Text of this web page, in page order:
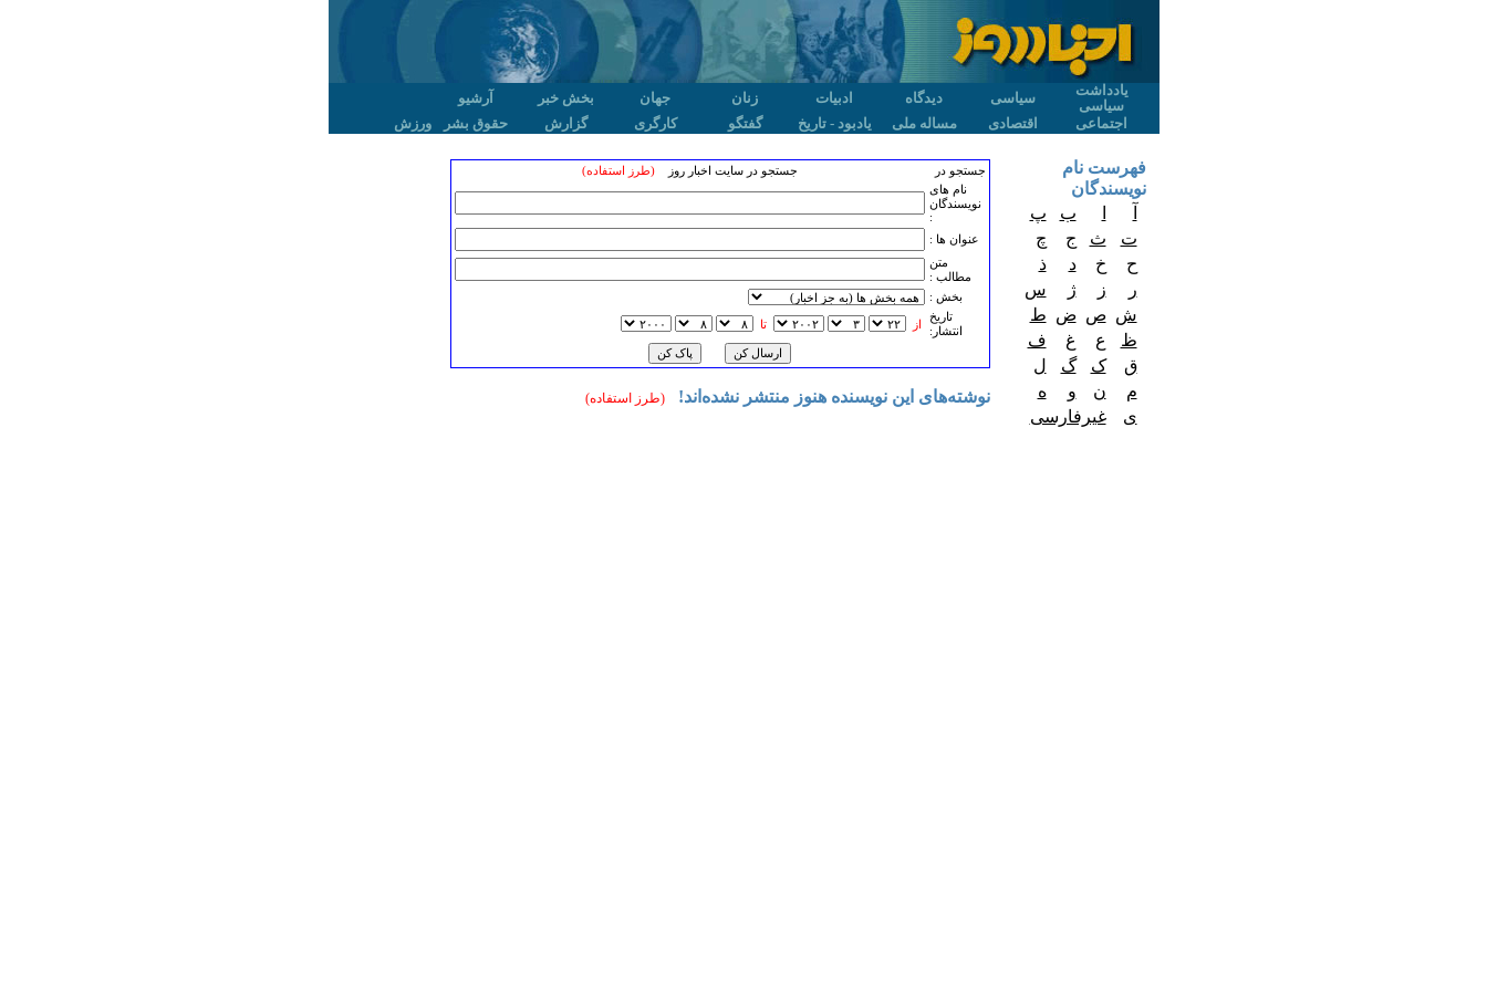
یادداشت
سیاسی
سیاسی دیدگاه ادبیات زنان جهان بخش خبر
آرشیو
اجتماعی
اقتصادی مساله ملی یادبود - تاریخ گفتگو کارگری گزارش حقوق بشر ورزش
جستجو در جستجو در سایت اخبار روز(طرز استفاده)
نام های
نویسندگان
:
عنوان ها :
متن
مطالب :
بخش :
تاريخ
انتشار:
از تا
نوشته‌های این نویسنده هنوز منتشر نشده‌اند! (طرز استفاده)
فهرست نام
نویسندگان
ب
پ
ت
ث ج
چ
ح
خ د
ذ
ر
ز ژ
س
ش ص ض ط
ظ
ع غ
ف
ق
ک گ
ل
م
ن و
ه
ی
غیرفارسی